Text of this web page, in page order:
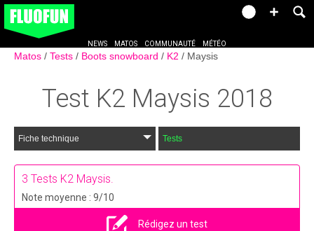
NEWS MATOS COMMUNAUTÉ MÉTÉO
Matos Tests Boots snowboard K2 Maysis
Test K2 Maysis 2018
Fiche technique Tests
3 Tests K2 Maysis.
Note moyenne : 9/10
Rédigez un test